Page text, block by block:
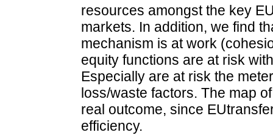
resources amongst the key
markets. In addition, we find
mechanism is at work
equity functions are at risk
Especially are at risk the
loss/waste factors. The map
real outcome, since
efficiency.